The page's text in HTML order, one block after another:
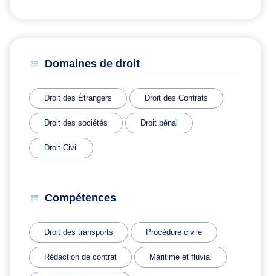
Domaines de droit
Droit des Étrangers Droit des Contrats
Droit des sociétés Droit pénal
Droit Civil
Compétences
Droit des transports Procédure civile
Rédaction de contrat Maritime et fluvial